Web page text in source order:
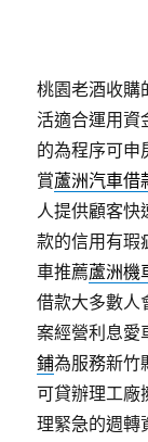
桃園老酒收購
活適合運用資
的為程序可申
賞蘆洲汽車借
人提供顧客快
款的信用有瑕
車推薦蘆洲機
借款大多數人
案經營利息愛
鋪為服務新竹
可貸辦理工廠
理緊急的週轉